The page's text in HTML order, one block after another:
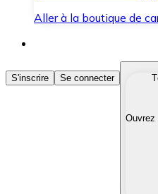
Aller à la boutique de
Acheter des
Achetez les
Convertissez vos
S'inscrire Se connecter
Ouvrez